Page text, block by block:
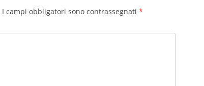
I campi obbligatori sono contrassegnati *